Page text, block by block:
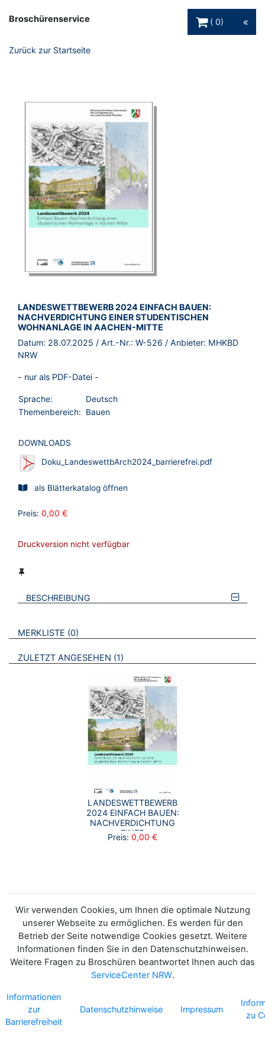
Broschürenservice
0
Zurück zur Startseite
BROSCHÜRE:
LANDESWETTBEWERB 2024 EINFACH BAUEN:
NACHVERDICHTUNG EINER STUDENTISCHEN
WOHNANLAGE IN AACHEN-MITTE
Datum: 28.07.2025 / Art.-Nr.: W-526 / Anbieter: MHKBD
NRW
- nur als PDF-Datei -
Sprache:
Deutsch
Themenbereich:
Bauen
DOWNLOADS
Doku_LandeswettbArch2024_barrierefrei.pdf
als Blätterkatalog öffnen
Preis: 0,00 €
Druckversion nicht verfügbar
BESCHREIBUNG
VERWEISE AUF VERMERKTE- ODER ZULETZT ANGESEHENE
MERKLISTE 0 BROSCHÜREN
ZULETZT ANGESEHEN 1 BROSCHÜREN
LANDESWETTBEWERB
2024 EINFACH BAUEN:
NACHVERDICHTUNG
EINER
STUDENTISCHEN
Preis: 0,00 €
Wir verwenden Cookies, um Ihnen die optimale Nutzung
unserer Webseite zu ermöglichen. Es werden für den
Betrieb der Seite notwendige Cookies gesetzt. Weitere
Informationen finden Sie in den Datenschutzhinweisen.
Weitere Fragen zu Broschüren beantwortet Ihnen auch das
ServiceCenter NRW.
Informationen
zur
Barrierefreiheit
Datenschutzhinweise Impressum
zu